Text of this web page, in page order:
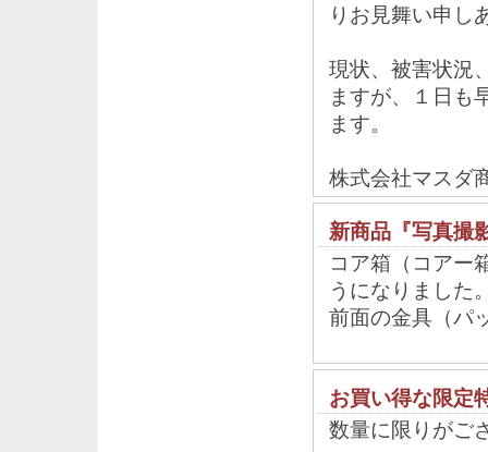
りお見舞い申し
現状、被害状況
ますが、１日も
ます。
株式会社マス
新商品『写真撮
コア箱（コアー
うになりました
前面の金具（パ
お買い得な限定
数量に限りがご